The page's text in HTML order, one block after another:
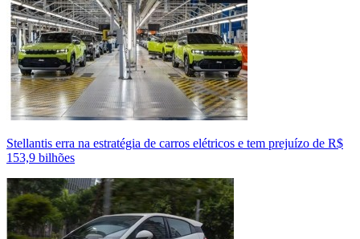
Stellantis erra na estratégia de carros elétricos e tem prejuízo de R$
153,9 bilhões